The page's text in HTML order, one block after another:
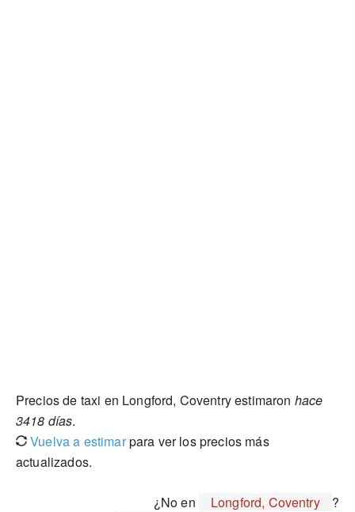
Precios de taxi en Longford, Coventry estimaron hace
3418 días.
Vuelva a estimarpara ver los precios más
actualizados.
¿No en Longford, Coventry ?